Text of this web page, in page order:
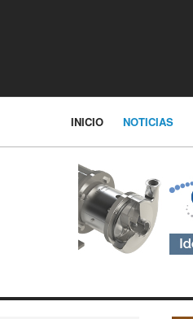
INICIO NOTICIAS